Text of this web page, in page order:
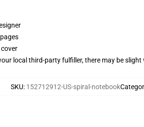
local third-party fulfiller, there may be
SKU: 152712912-US-spiral-notebook